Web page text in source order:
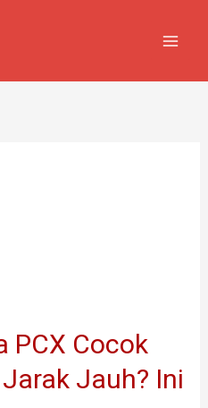
PCX Cocok
Jauh? Ini